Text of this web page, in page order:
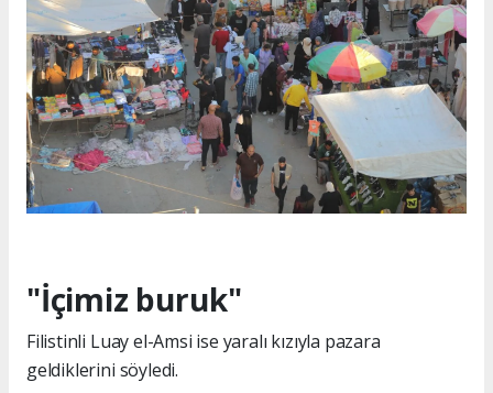
"İçimiz buruk"
Filistinli Luay el-Amsi ise yaralı kızıyla pazara
geldiklerini söyledi.